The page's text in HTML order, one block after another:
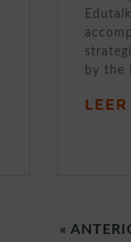
by the
LEER
«